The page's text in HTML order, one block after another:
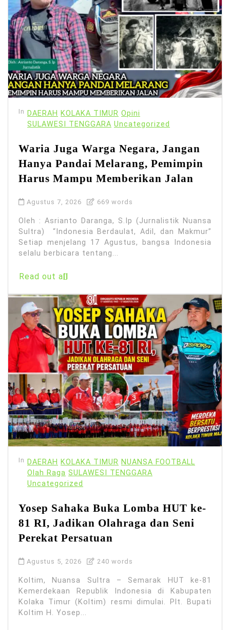
In DAERAH KOLAKA TIMUR Opini
SULAWESI TENGGARA Uncategorized
Waria Juga Warga Negara, Jangan
Hanya Pandai Melarang, Pemimpin
Harus Mampu Memberikan Jalan
Agustus 7, 2026 669 words
Oleh : Asrianto Daranga, S.Ip (Jurnalistik Nuansa
Sultra) “Indonesia Berdaulat, Adil, dan Makmur”
Setiap menjelang 17 Agustus, bangsa Indonesia
selalu berbicara tentang...
Read out all
In DAERAH KOLAKA TIMUR NUANSA FOOTBALL
Olah Raga SULAWESI TENGGARA
Uncategorized
Yosep Sahaka Buka Lomba HUT ke-
81 RI, Jadikan Olahraga dan Seni
Perekat Persatuan
Agustus 5, 2026 240 words
Koltim, Nuansa Sultra – Semarak HUT ke-81
Kemerdekaan Republik Indonesia di Kabupaten
Kolaka Timur (Koltim) resmi dimulai. Plt. Bupati
Koltim H. Yosep...